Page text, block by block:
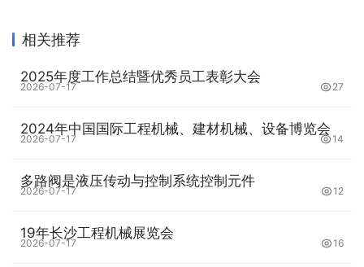
于工业生产和环保领域。
总之，涤纶三防除尘滤袋具有除尘过滤、三防功能、耐高温
等多种功能，同时具有过滤、长寿命、适应性强等优势。它
原文链接： http://www.gglsw.cn/news/24304.html
，转
以上就是关于涤纶三防除尘滤袋的功能和优势介绍
全部的内
相关推荐
2025年度工作总结暨优秀员工表彰大会
2026-07-17 27
2024年中国国际工程机械、建材机械、设备博览会
2026-07-17 14
多路阀是液压传动与控制系统控制元件
2026-07-17 12
19年长沙工程机械展览会
2026-07-17 16